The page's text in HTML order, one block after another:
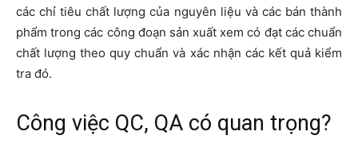
các chỉ tiêu chất lượng của nguyên liệu và các bán thành
phẩm trong các công đoạn sản xuất xem có đạt các chuẩn
chất lượng theo quy chuẩn và xác nhận các kết quả kiểm
tra đó.
Công việc QC, QA có quan trọng?